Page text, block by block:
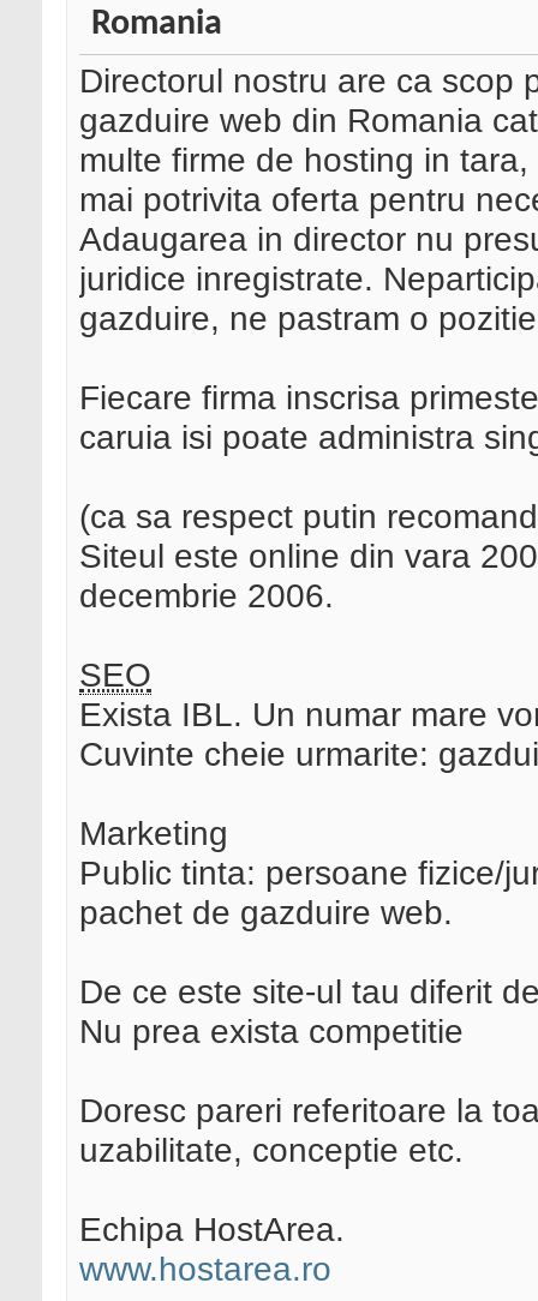
Romania
Directorul nostru are ca scop
gazduire web din Romania
multe firme de hosting in
mai potrivita oferta pentru
Adaugarea in director nu
juridice inregistrate.
gazduire, ne pastram o
Fiecare firma inscrisa
caruia isi poate administra
(ca sa respect putin
Siteul este online din vara
decembrie 2006.
SEO
Exista IBL. Un numar mare
Cuvinte cheie urmarite:
Marketing
Public tinta: persoane fizice/
pachet de gazduire web.
De ce este site-ul tau diferit
Nu prea exista competitie
Doresc pareri referitoare la
uzabilitate, conceptie etc.
Echipa HostArea.
www.hostarea.ro